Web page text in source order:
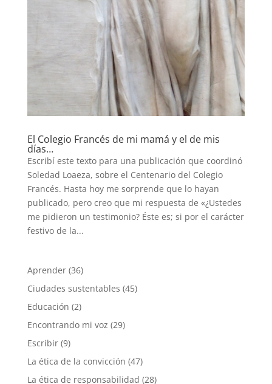
El Colegio Francés de mi mamá y el de mis
días…
Escribí este texto para una publicación que coordinó
Soledad Loaeza, sobre el Centenario del Colegio
Francés. Hasta hoy me sorprende que lo hayan
publicado, pero creo que mi respuesta de «¿Ustedes
me pidieron un testimonio? Éste es; si por el carácter
festivo de la...
Aprender(36)
Ciudades sustentables (45)
Educación (2)
Encontrando mi voz (29)
Escribir(9)
La ética de la convicción (47)
La ética de responsabilidad (28)